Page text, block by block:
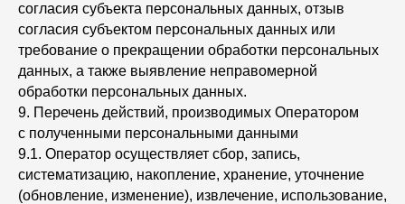
согласия субъекта персональных данных, отзыв
согласия субъектом персональных данных или
требование о прекращении обработки персональных
данных, а также выявление неправомерной
обработки персональных данных.
9. Перечень действий, производимых Оператором
с полученными персональными данными
9.1. Оператор осуществляет сбор, запись,
систематизацию, накопление, хранение, уточнение
(обновление, изменение), извлечение, использование,